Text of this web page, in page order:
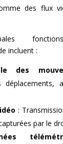
des flux
incluent :
des
déplacements,
:
par le